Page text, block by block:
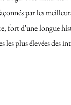
par les
fort d'une longue
les plus élevées des